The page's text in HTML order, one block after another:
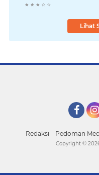
Kondusivitas
Lihat
Redaksi Pedoman
Copyright ©